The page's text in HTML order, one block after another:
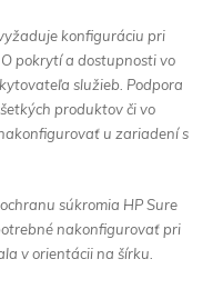
konfiguráciu pri
pokrytí a dostupnosti vo
služieb. Podpora
produktov či vo
u zariadení s
súkromia HP Sure
nakonfigurovať pri
v orientácii na šírku.